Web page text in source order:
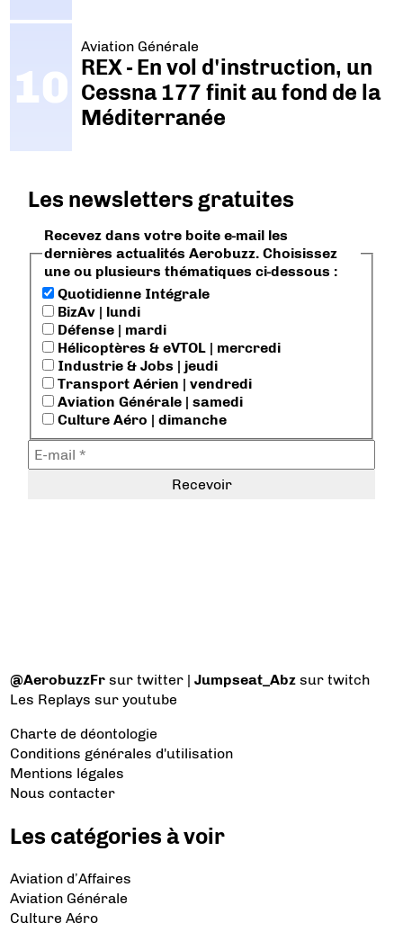
Aviation Générale
REX - En vol d'instruction, un
Cessna 177 finit au fond de la
Méditerranée
Les newsletters gratuites
Recevez dans votre boite e-mail les
dernières actualités Aerobuzz. Choisissez
une ou plusieurs thématiques ci-dessous :
Quotidienne Intégrale
BizAv | lundi
Défense | mardi
Hélicoptères & eVTOL | mercredi
Industrie & Jobs | jeudi
Transport Aérien | vendredi
Aviation Générale | samedi
Culture Aéro | dimanche
@AerobuzzFr sur twitter |Jumpseat_Abz sur twitch
Les Replays sur youtube
Charte de déontologie
Conditions générales d'utilisation
Mentions légales
Nous contacter
Les catégories à voir
Aviation d’Affaires
Aviation Générale
Culture Aéro